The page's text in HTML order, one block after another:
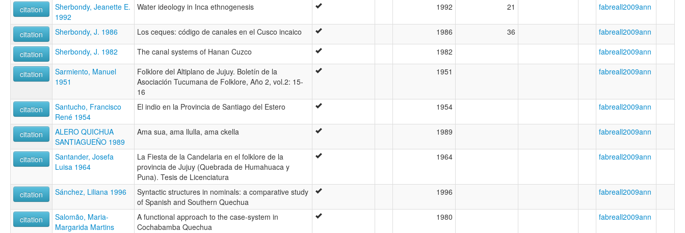
citation
Sherbondy, Jeanette E.
1992
Water ideology in Inca ethnogenesis 1992 21 fabreall2009ann
citation Sherbondy, J. 1986 Los ceques: código de canales en el Cusco incaico 1986 36 fabreall2009ann
citation Sherbondy, J. 1982 The canal systems of Hanan Cuzco 1982 fabreall2009ann
citation
Sarmiento, Manuel
1951
Folklore del Altiplano de Jujuy. Boletín de la
Asociación Tucumana de Folklore, Año 2, vol.2: 15-
16
1951 fabreall2009ann
citation
Santucho, Francisco
René 1954
El indio en la Provincia de Santiago del Estero 1954 fabreall2009ann
citation
ALERO QUICHUA
SANTIAGUEÑO 1989
Ama sua, ama llulla, ama ckella 1989 fabreall2009ann
citation
Santander, Josefa
Luisa 1964
La Fiesta de la Candelaria en el folklore de la
provincia de Jujuy (Quebrada de Humahuaca y
Puna). Tesis de Licenciatura
1964 fabreall2009ann
citation Sánchez, Liliana 1996
Syntactic structures in nominals: a comparative study
of Spanish and Southern Quechua
1996 fabreall2009ann
citation
Salomão, Maria-
Margarida Martins
A functional approach to the case-system in
Cochabamba Quechua
1980 fabreall2009ann